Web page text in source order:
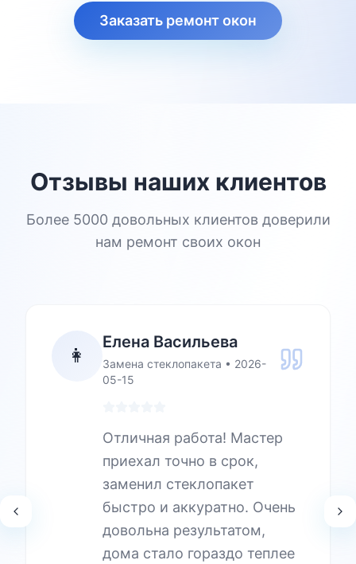
Заказать ремонт окон
Отзывы наших клиентов
Более 5000 довольных клиентов доверили
нам ремонт своих окон
👩
Елена Васильева
Замена стеклопакета • 2026-
05-15
Отличная работа! Мастер
приехал точно в срок,
заменил стеклопакет
быстро и аккуратно. Очень
довольна результатом,
дома стало гораздо теплее